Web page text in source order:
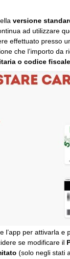
versione
ad utilizzare
effettuato presso
che l’importo da
o codice fiscale
l’app per attivarla e
se modificare il
(solo negli stati